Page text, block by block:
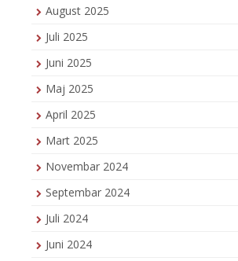
August 2025
Juli 2025
Juni 2025
Maj 2025
April 2025
Mart 2025
Novembar 2024
Septembar 2024
Juli 2024
Juni 2024